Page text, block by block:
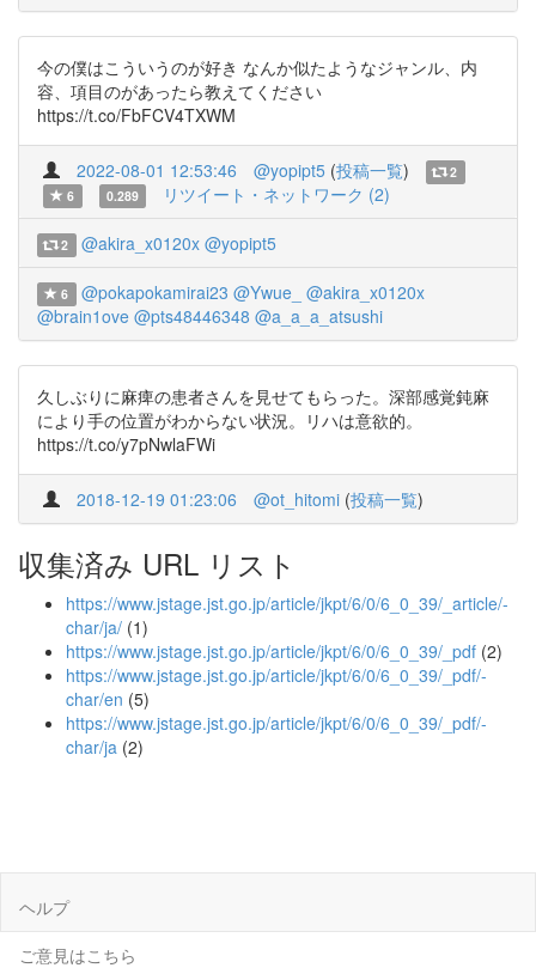
今の僕はこういうのが好き なんか似たようなジャンル、内
容、項目のがあったら教えてください
https://t.co/FbFCV4TXWM
2022-08-01 12:53:46 @yopipt5 (投稿一覧)
2
6
0.289 リツイート・ネットワーク (2)
2 @akira_x0120x @yopipt5
6 @pokapokamirai23 @Ywue_ @akira_x0120x
@brain1ove @pts48446348 @a_a_a_atsushi
久しぶりに麻痺の患者さんを見せてもらった。深部感覚鈍麻
により手の位置がわからない状況。リハは意欲的。
https://t.co/y7pNwlaFWi
2018-12-19 01:23:06 @ot_hitomi (投稿一覧)
収集済み URL リスト
https://www.jstage.jst.go.jp/article/jkpt/6/0/6_0_39/_article/-
char/ja/ (1)
https://www.jstage.jst.go.jp/article/jkpt/6/0/6_0_39/_pdf (2)
https://www.jstage.jst.go.jp/article/jkpt/6/0/6_0_39/_pdf/-
char/en (5)
https://www.jstage.jst.go.jp/article/jkpt/6/0/6_0_39/_pdf/-
char/ja (2)
ヘルプ
ご意見はこちら